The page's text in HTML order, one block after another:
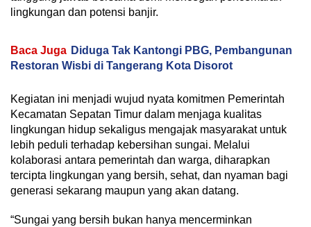
lingkungan dan potensi banjir.
Baca Juga Diduga Tak Kantongi PBG, Pembangunan
Restoran Wisbi di Tangerang Kota Disorot
Kegiatan ini menjadi wujud nyata komitmen Pemerintah
Kecamatan Sepatan Timur dalam menjaga kualitas
lingkungan hidup sekaligus mengajak masyarakat untuk
lebih peduli terhadap kebersihan sungai. Melalui
kolaborasi antara pemerintah dan warga, diharapkan
tercipta lingkungan yang bersih, sehat, dan nyaman bagi
generasi sekarang maupun yang akan datang.
“Sungai yang bersih bukan hanya mencerminkan